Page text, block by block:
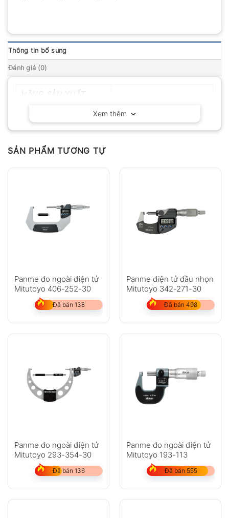
Thông tin bổ sung
Đánh giá (0)
Xem thêm
SẢN PHẨM TƯƠNG TỰ
Panme đo ngoài điện tử
Mitutoyo 406-252-30
Đã bán 138
Panme điện tử đầu nhọn
Mitutoyo 342-271-30
Đã bán 498
Panme đo ngoài điện tử
Mitutoyo 293-354-30
Đã bán 136
Panme đo ngoài điện tử
Mitutoyo 193-113
Đã bán 555